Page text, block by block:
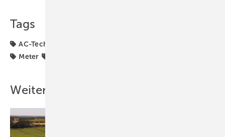
Tags
AC-Technik
Meter
Weitere Inhalte